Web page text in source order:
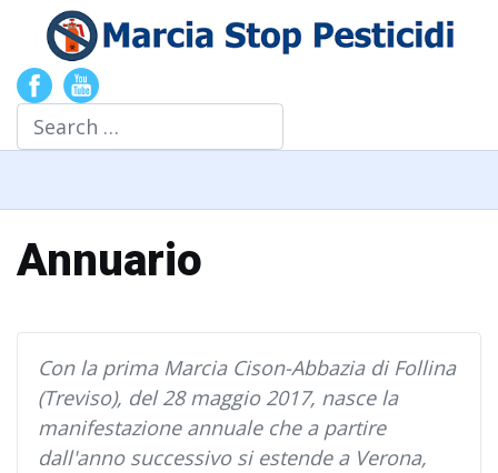
Search
Annuario
Con la prima Marcia Cison-Abbazia di Follina
(Treviso), del 28 maggio 2017, nasce la
manifestazione annuale che a partire
dall'anno successivo si estende a Verona,